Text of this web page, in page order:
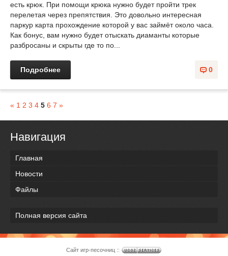
есть крюк. При помощи крюка нужно будет пройти трек
перелетая через препятствия. Это довольно интересная
паркур карта прохождение которой у вас займёт около часа.
Как бонус, вам нужно будет отыскать диаманты которые
разбросаны и скрыты где то по...
0
Подробнее
« 1 2 3 4 5 6 7 »
Навигация
Главная
Новости
Файлы
Полная версия сайта
Сайт игр-песочниц ::